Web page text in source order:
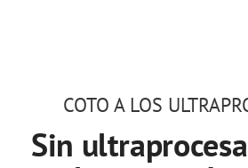
COTO A LOS
Sin